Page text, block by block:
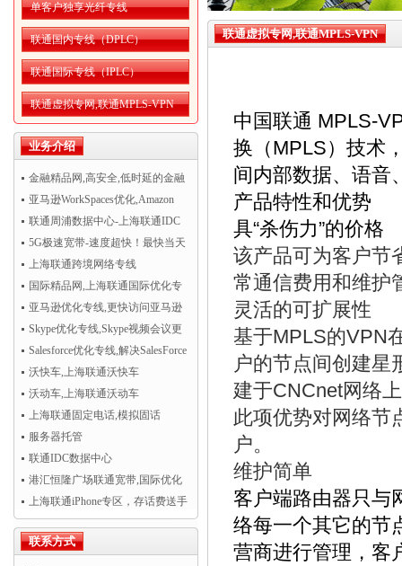
单客户独享光纤专线
联通国内专线（DPLC）
联通国际专线（IPLC）
联通虚拟专网,联通MPLS-VPN
业务介绍
金融精品网,高安全,低时延的金融
精品网
亚马逊WorkSpaces优化,Amazon
WorkSpaces运行更流畅
联通周浦数据中心-上海联通IDC
机房托管
5G极速宽带-速度超快！最快当天
开通！
上海联通跨境网络专线
国际精品网,上海联通国际优化专
线亚马逊优化专线,更快访问亚马逊
AWS云服务
Skype优化专线,Skype视频会议更
清晰流畅
Salesforce优化专线,解决SalesForce
CRM访问慢
沃快车,上海联通沃快车
沃动车,上海联通沃动车
上海联通固定电话,模拟固话
服务器托管
联通IDC数据中心
港汇恒隆广场联通宽带,国际优化
专线超值热卖！
上海联通iPhone专区，存话费送手
机
联系方式
联通虚拟专网,联通MPLS-VPN
中国联通 MPLS-
换（MPLS）技术
间内部数据、语音
产品特性和优势
具“杀伤力”的价格
该产品可为客户节
常通信费用和维护
灵活的可扩展性
基于MPLS的VPN
户的节点间创建星
建于CNCnet网络
此项优势对网络节
户。
维护简单
客户端路由器只与
络每一个其它的节
营商进行管理，客